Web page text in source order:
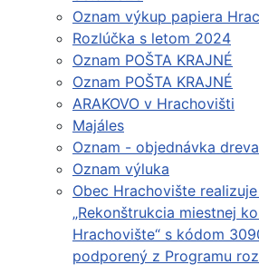
Oznam výkup papiera
Rozlúčka s letom 2024
Oznam POŠTA KRAJNÉ
Oznam POŠTA KRAJNÉ
ARAKOVO v Hrachovišti
Majáles
Oznam - objednávka dreva
Oznam výluka
Obec Hrachovište
„Rekonštrukcia miestnej
Hrachovište“ s kódom
podporený z Programu